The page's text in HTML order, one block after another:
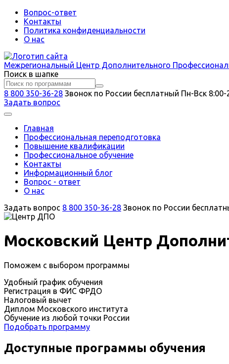
Вопрос-ответ
Контакты
Политика конфиденциальности
О нас
Межрегиональный Центр Дополнительного
Поиск в шапке
8 800 350-36-28 Звонок по России бесплатный Пн-Вск
Задать вопрос
Главная
Профессиональная переподготовка
Повышение квалификации
Профессиональное обучение
Контакты
Информационный блог
Вопрос - ответ
О нас
Задать вопрос 8 800 350-36-28 Звонок по России
Московский Центр
Поможем с выбором программы
Удобный график обучения
Регистрация в ФИС ФРДО
Налоговый вычет
Диплом Московского института
Обучение из любой точки России
Подобрать программу
Доступные программы обучения